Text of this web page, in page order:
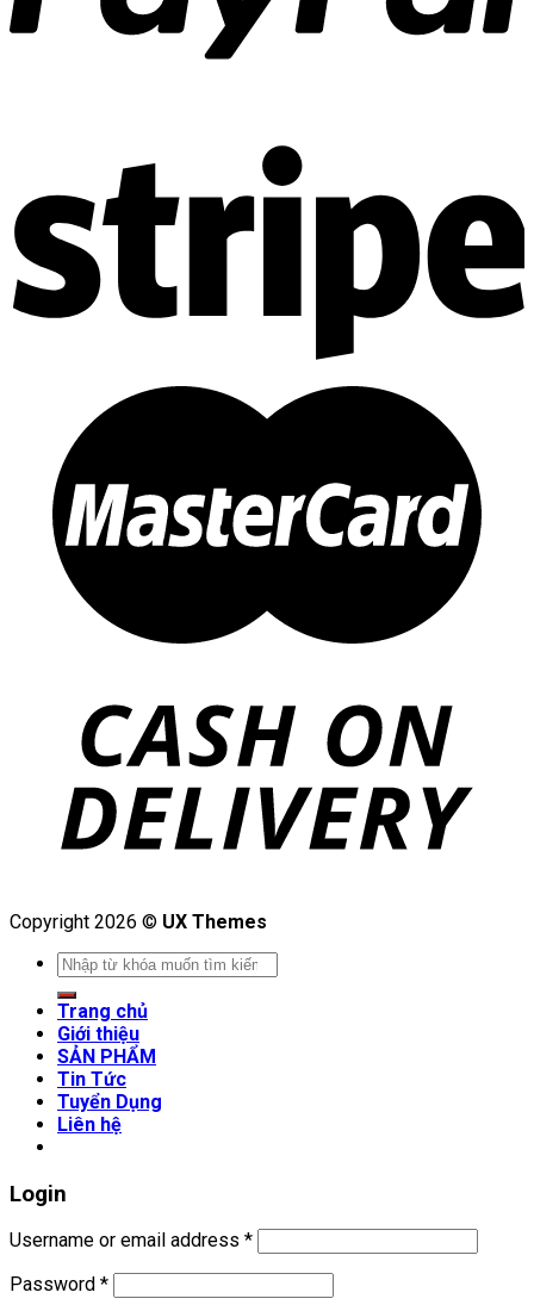
Copyright 2026 © UX Themes
Search
for:
Trang chủ
Giới thiệu
SẢN PHẨM
Tin Tức
Tuyển Dụng
Liên hệ
Login
Username or email address *
Password *